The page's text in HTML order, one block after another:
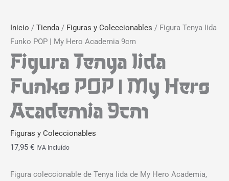
Inicio / Tienda / Figuras y Coleccionables / Figura Tenya Iida
Funko POP | My Hero Academia 9cm
Figura Tenya Iida
Funko POP | My Hero
Academia 9cm
Figuras y Coleccionables
17,95 € IVA Incluído
Figura coleccionable de Tenya Iida de My Hero Academia,